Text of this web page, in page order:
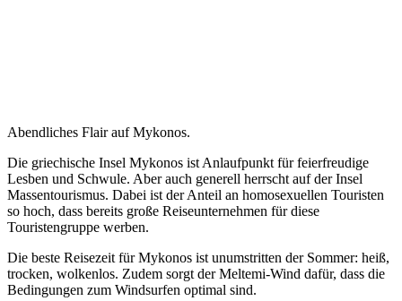
Abendliches Flair auf Mykonos.
Die griechische Insel Mykonos ist Anlaufpunkt für feierfreudige
Lesben und Schwule. Aber auch generell herrscht auf der Insel
Massentourismus. Dabei ist der Anteil an homosexuellen Touristen
so hoch, dass bereits große Reiseunternehmen für diese
Touristengruppe werben.
Die beste Reisezeit für Mykonos ist unumstritten der Sommer: heiß,
trocken, wolkenlos. Zudem sorgt der Meltemi-Wind dafür, dass die
Bedingungen zum Windsurfen optimal sind.